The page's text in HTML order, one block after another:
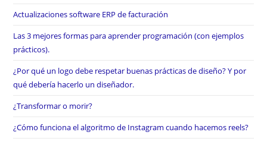
Actualizaciones software ERP de facturación
Las 3 mejores formas para aprender programación (con ejemplos
prácticos).
¿Por qué un logo debe respetar buenas prácticas de diseño? Y por
qué debería hacerlo un diseñador.
¿Transformar o morir?
¿Cómo funciona el algoritmo de Instagram cuando hacemos reels?